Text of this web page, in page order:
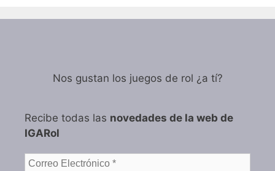
Nos gustan los juegos de rol ¿a tí?
Recibe todas las novedades de la web de
IGARol